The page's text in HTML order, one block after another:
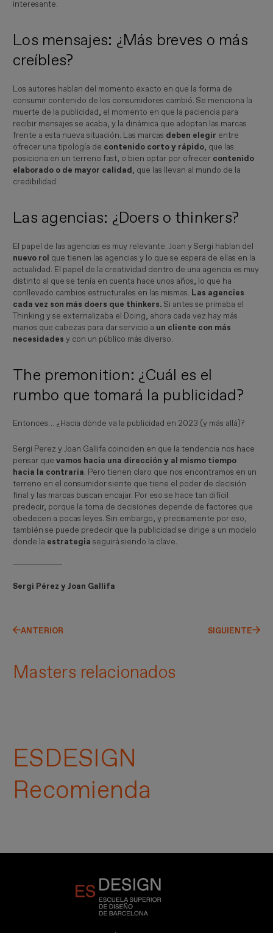
interesante.
Los mensajes: ¿Más breves o más
creíbles?
Los autores hablan del momento exacto en que la forma de
consumir contenido de los consumidores cambió. Se menciona la
muerte de la publicidad, el momento en que la paciencia para
recibir mensajes se acaba, y la dinámica que adoptan las marcas
frente a esta nueva situación. Las marcas deben elegir entre
ofrecer una tipología de contenido corto y rápido, que las
posiciona en un terreno fast, o bien optar por ofrecer contenido
elaborado o de mayor calidad , que las llevan al mundo de la
credibilidad.
Las agencias: ¿Doers o thinkers?
El papel de las agencias es muy relevante. Joan y Sergi hablan del
nuevo rol que tienen las agencias y lo que se espera de ellas en la
actualidad. El papel de la creatividad dentro de una agencia es muy
distinto al que se tenía en cuenta hace unos años, lo que ha
conllevado cambios estructurales en las mismas. Las agencies
cada vez son más doers que thinkers. Si antes se primaba el
Thinking y se externalizaba el Doing, ahora cada vez hay más
manos que cabezas para dar servicio a un cliente con más
necesidades y con un público más diverso.
The premonition: ¿Cuál es el
rumbo que tomará la publicidad?
Entonces… ¿Hacia dónde va la publicidad en 2023 (y más allá)?
Sergi Perez y Joan Gallifa coinciden en que la tendencia nos hace
pensar quevamos hacia una dirección y al mismo tiempo
hacia la contraria. Pero tienen claro que nos encontramos en un
terreno en el consumidor siente que tiene el poder de decisión
final y las marcas buscan encajar. Por eso se hace tan difícil
predecir, porque la toma de decisiones depende de factores que
obedecen a pocas leyes. Sin embargo, y precisamente por eso,
también se puede predecir que la publicidad se dirige a un modelo
donde la estrategia seguirá siendo la clave.
Sergi Pérez y Joan Gallifa
ANTERIOR SIGUIENTE
Masters relacionados
ESDESIGN
Recomienda